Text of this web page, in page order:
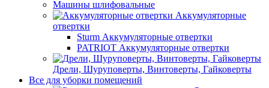
Машины шлифовальные
Аккумуляторные
отвертки
Sturm Аккумуляторные отвертки
PATRIOT Аккумуляторные отвертки
Дрели, Шуруповерты, Винтоверты, Гайковерты
Все для уборки помещений